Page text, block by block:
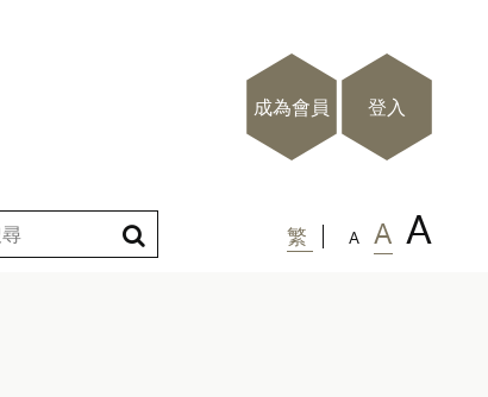
成為會員 登入
繁 A A A